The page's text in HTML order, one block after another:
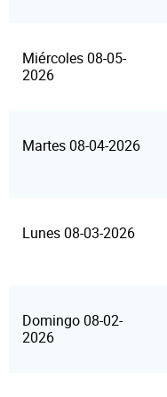
Miércoles 08-05-
2026
Martes 08-04-2026
Lunes 08-03-2026
Domingo 08-02-
2026